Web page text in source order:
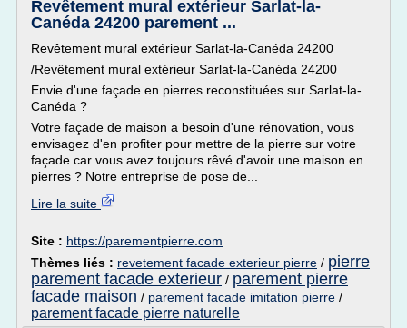
Revêtement mural extérieur Sarlat-la-
Canéda 24200 parement ...
Revêtement mural extérieur Sarlat-la-Canéda 24200
/Revêtement mural extérieur Sarlat-la-Canéda 24200
Envie d'une façade en pierres reconstituées sur Sarlat-la-
Canéda ?
Votre façade de maison a besoin d'une rénovation, vous
envisagez d'en profiter pour mettre de la pierre sur votre
façade car vous avez toujours rêvé d'avoir une maison en
pierres ? Notre entreprise de pose de...
Lire la suite
Site : https://parementpierre.com
Thèmes liés : revetement facade exterieur pierre / pierre
parement facade exterieur / parement pierre
facade maison / parement facade imitation pierre /
parement facade pierre naturelle